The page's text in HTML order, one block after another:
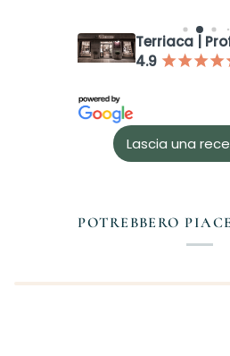
Terriaca |
4.9 ¡¡¡¡
Lascia una
POTREBBERO
Accesso richiesto
Accedi al tuo account per
dei desideri e visualizzare gli